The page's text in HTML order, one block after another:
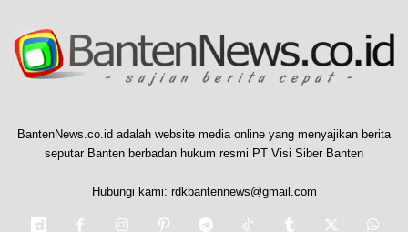
BantenNews.co.id adalah website media online yang menyajikan berita
seputar Banten berbadan hukum resmi PT Visi Siber Banten
Hubungi kami: rdkbantennews@gmail.com